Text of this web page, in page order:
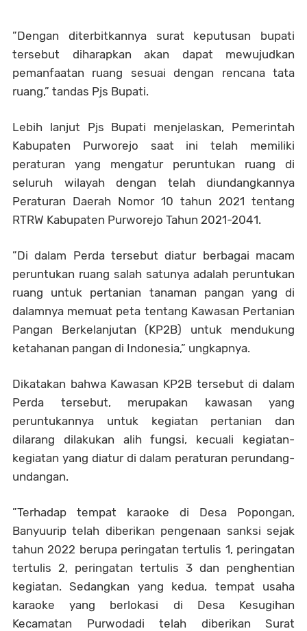
”Dengan diterbitkannya surat keputusan bupati
tersebut diharapkan akan dapat mewujudkan
pemanfaatan ruang sesuai dengan rencana tata
ruang,” tandas Pjs Bupati.
Lebih lanjut Pjs Bupati menjelaskan, Pemerintah
Kabupaten Purworejo saat ini telah memiliki
peraturan yang mengatur peruntukan ruang di
seluruh wilayah dengan telah diundangkannya
Peraturan Daerah Nomor 10 tahun 2021 tentang
RTRW Kabupaten Purworejo Tahun 2021-2041.
”Di dalam Perda tersebut diatur berbagai macam
peruntukan ruang salah satunya adalah peruntukan
ruang untuk pertanian tanaman pangan yang di
dalamnya memuat peta tentang Kawasan Pertanian
Pangan Berkelanjutan (KP2B) untuk mendukung
ketahanan pangan di Indonesia,” ungkapnya.
Dikatakan bahwa Kawasan KP2B tersebut di dalam
Perda tersebut, merupakan kawasan yang
peruntukannya untuk kegiatan pertanian dan
dilarang dilakukan alih fungsi, kecuali kegiatan-
kegiatan yang diatur di dalam peraturan perundang-
undangan.
”Terhadap tempat karaoke di Desa Popongan,
Banyuurip telah diberikan pengenaan sanksi sejak
tahun 2022 berupa peringatan tertulis 1, peringatan
tertulis 2, peringatan tertulis 3 dan penghentian
kegiatan. Sedangkan yang kedua, tempat usaha
karaoke yang berlokasi di Desa Kesugihan
Kecamatan Purwodadi telah diberikan Surat